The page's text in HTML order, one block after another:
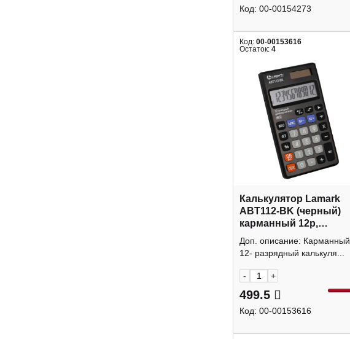
Код: 00-00154273
Код: 00-00153616
Остаток: 4
Калькулятор Lamark
ABT112-BK (черный)
карманный 12р,
крышка
Доп. описание: Карманный
12- разрядный калькуля...
- +
499.5
Код: 00-00153616